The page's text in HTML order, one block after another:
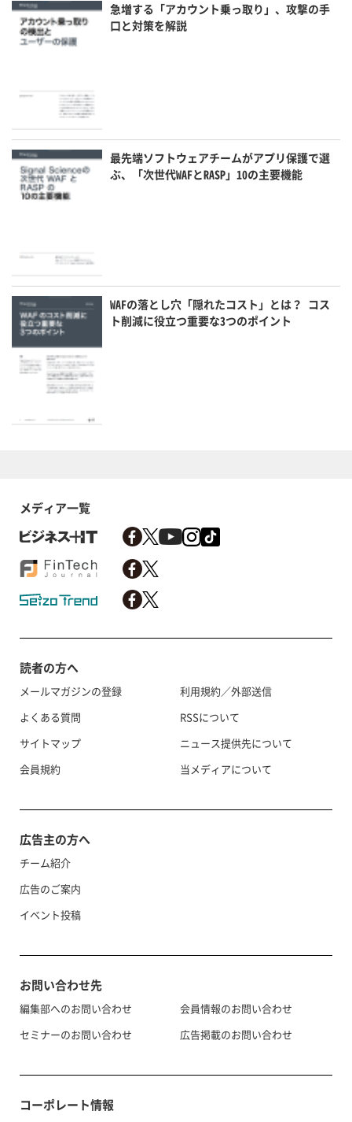
急増する「アカウント乗っ取り」、攻撃の手
口と対策を解説
最先端ソフトウェアチームがアプリ保護で選
ぶ、「次世代WAFとRASP」10の主要機能
WAFの落とし穴「隠れたコスト」とは？ コス
ト削減に役立つ重要な3つのポイント
メディア一覧
読者の方へ
メールマガジンの登録
よくある質問
サイトマップ
会員規約
利用規約／外部送信
RSSについて
ニュース提供先について
当メディアについて
広告主の方へ
チーム紹介
広告のご案内
イベント投稿
お問い合わせ先
編集部へのお問い合わせ
セミナーのお問い合わせ
会員情報のお問い合わせ
広告掲載のお問い合わせ
コーポレート情報